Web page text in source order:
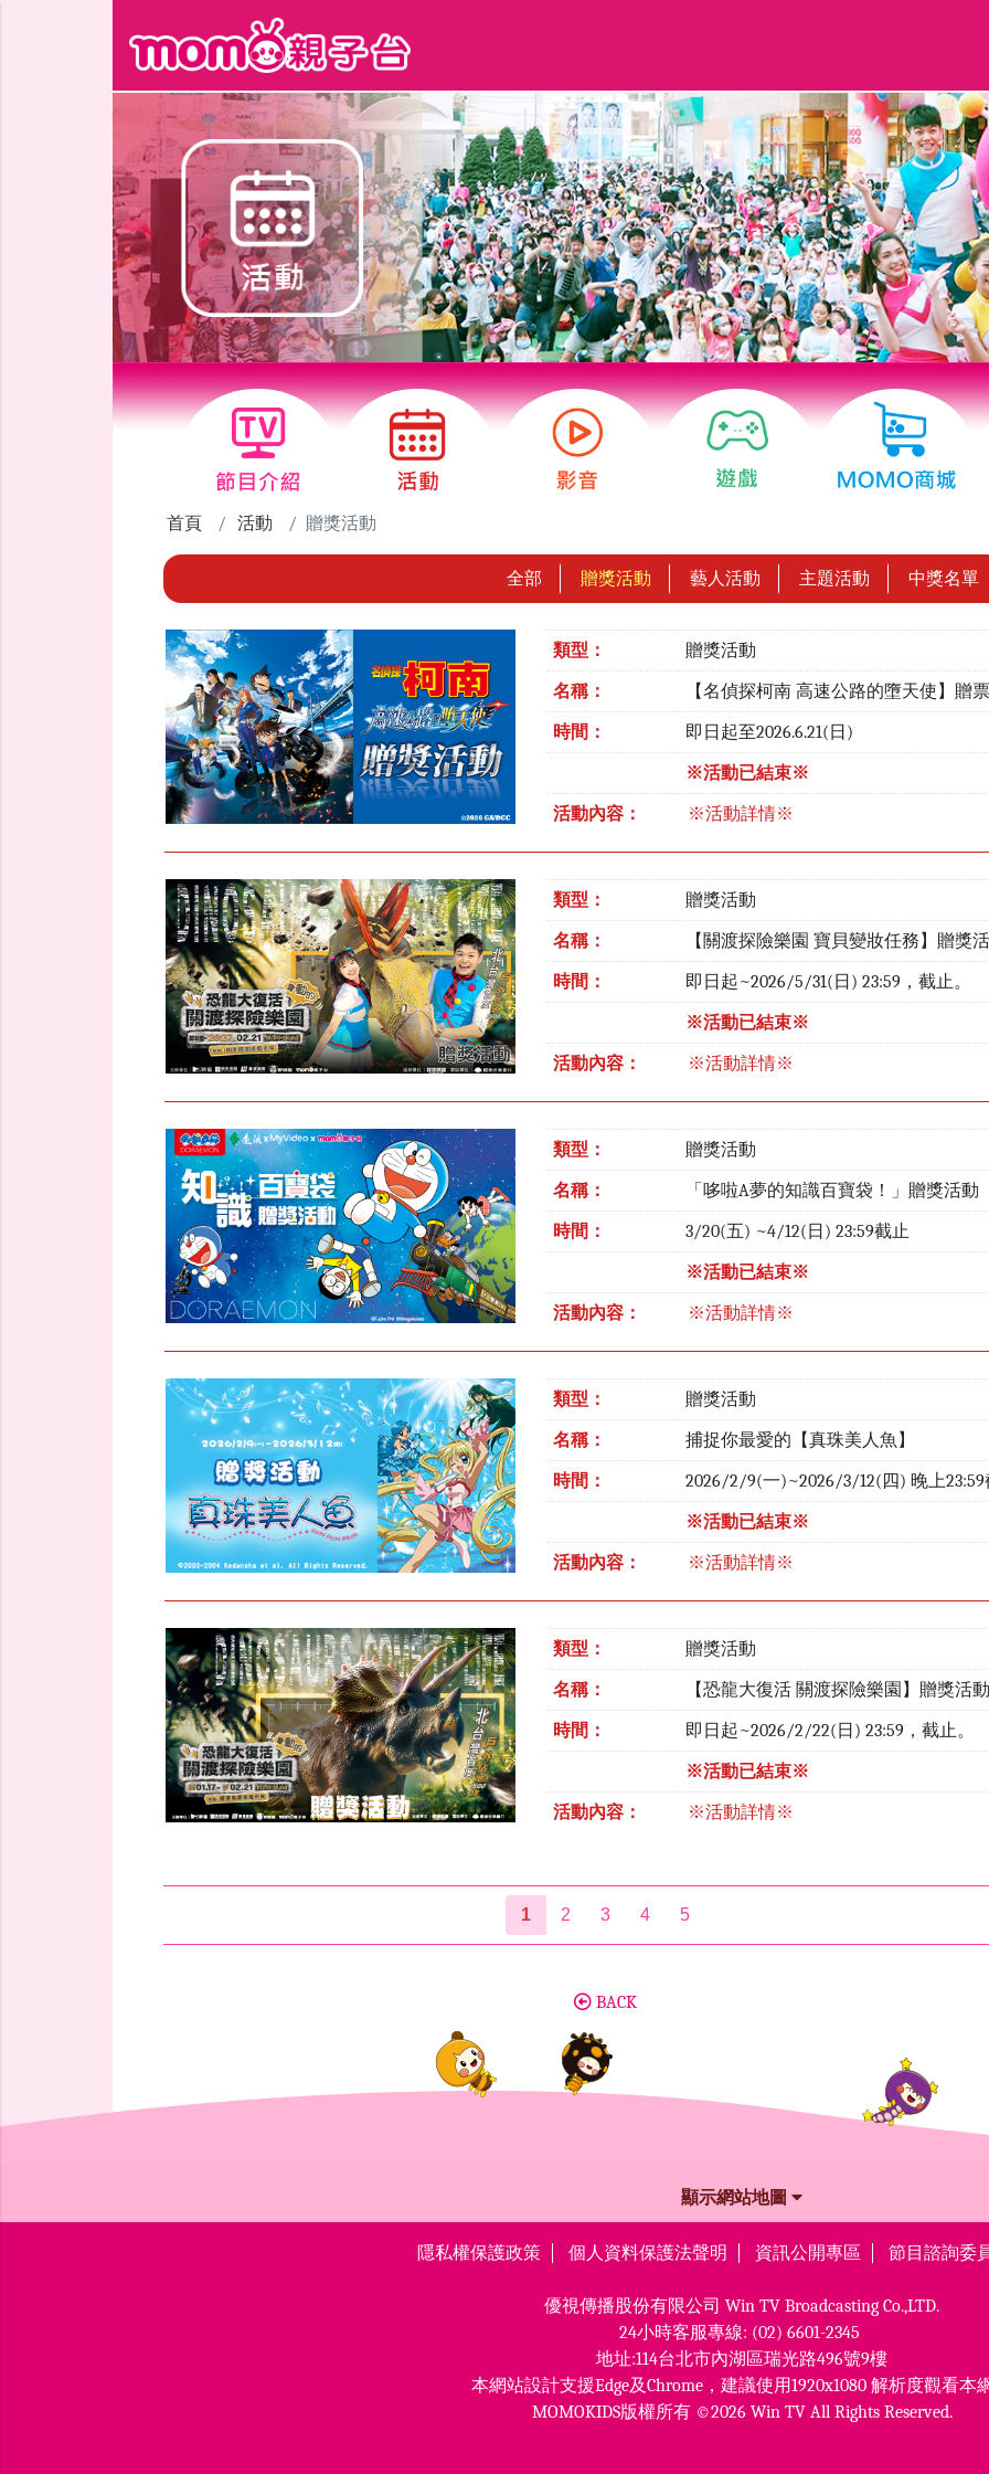
首頁 活動 贈獎活動
全部 贈獎活動 藝人活動 主題活動 中獎名單
類型： 贈獎活動
名稱： 【名偵探柯南 高速公路的墮天使】贈
時間： 即日起至2026.6.21(日)
※活動已結束※
活動內容： ※活動詳情※
類型： 贈獎活動
名稱： 【關渡探險樂園 寶貝變妝任務】贈獎
時間： 即日起~2026/5/31(日) 23:59，截止。
※活動已結束※
活動內容： ※活動詳情※
類型： 贈獎活動
名稱： 「哆啦A夢的知識百寶袋！」贈獎活動
時間： 3/20(五) ~4/12(日) 23:59截止
※活動已結束※
活動內容： ※活動詳情※
類型： 贈獎活動
名稱： 捕捉你最愛的【真珠美人魚】
時間： 2026/2/9(一)~2026/3/12(四) 晚上23:59
※活動已結束※
活動內容： ※活動詳情※
類型： 贈獎活動
名稱： 【恐龍大復活 關渡探險樂園】贈獎活動
時間： 即日起~2026/2/22(日) 23:59，截止。
※活動已結束※
活動內容： ※活動詳情※
1 2 3 4 5
BACK
顯示網站地圖
隱私權保護政策 個人資料保護法聲明 資訊公開專區 節目諮詢委
優視傳播股份有限公司 Win TV Broadcasting Co.,LTD.
24小時客服專線: (02) 6601-2345
地址:114台北市內湖區瑞光路496號9樓
本網站設計支援Edge及Chrome， 建議使用1920x1080 解析度觀看本
MOMOKIDS版權所有 ©2026 Win TV All Rights Reserved.